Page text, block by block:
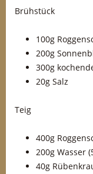
Brühstück
100g
200g
300g
20g Salz
Teig
400g
200g Wasser
40g